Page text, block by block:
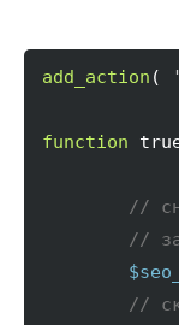
add_action (
function
//
//
//